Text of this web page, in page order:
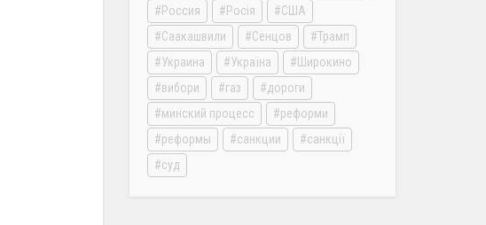
Россия
Росія
США
Саакашвили
Сенцов
Трамп
Украина
Україна
Широкино
вибори
газ
дороги
минский процесс
реформи
реформы
санкции
санкції
суд